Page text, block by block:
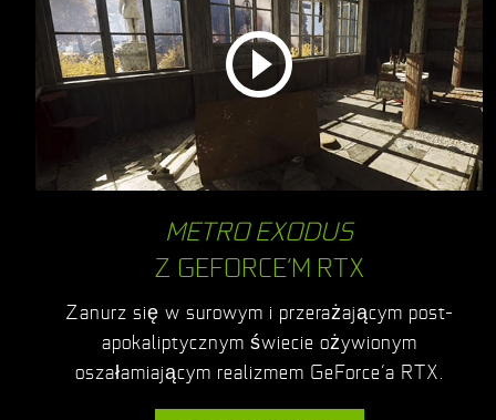
METRO EXODUS
Z GEFORCE’M RTX
Zanurz się w surowym i przerażającym post-
apokaliptycznym świecie ożywionym
oszałamiającym realizmem GeForce’a RTX.